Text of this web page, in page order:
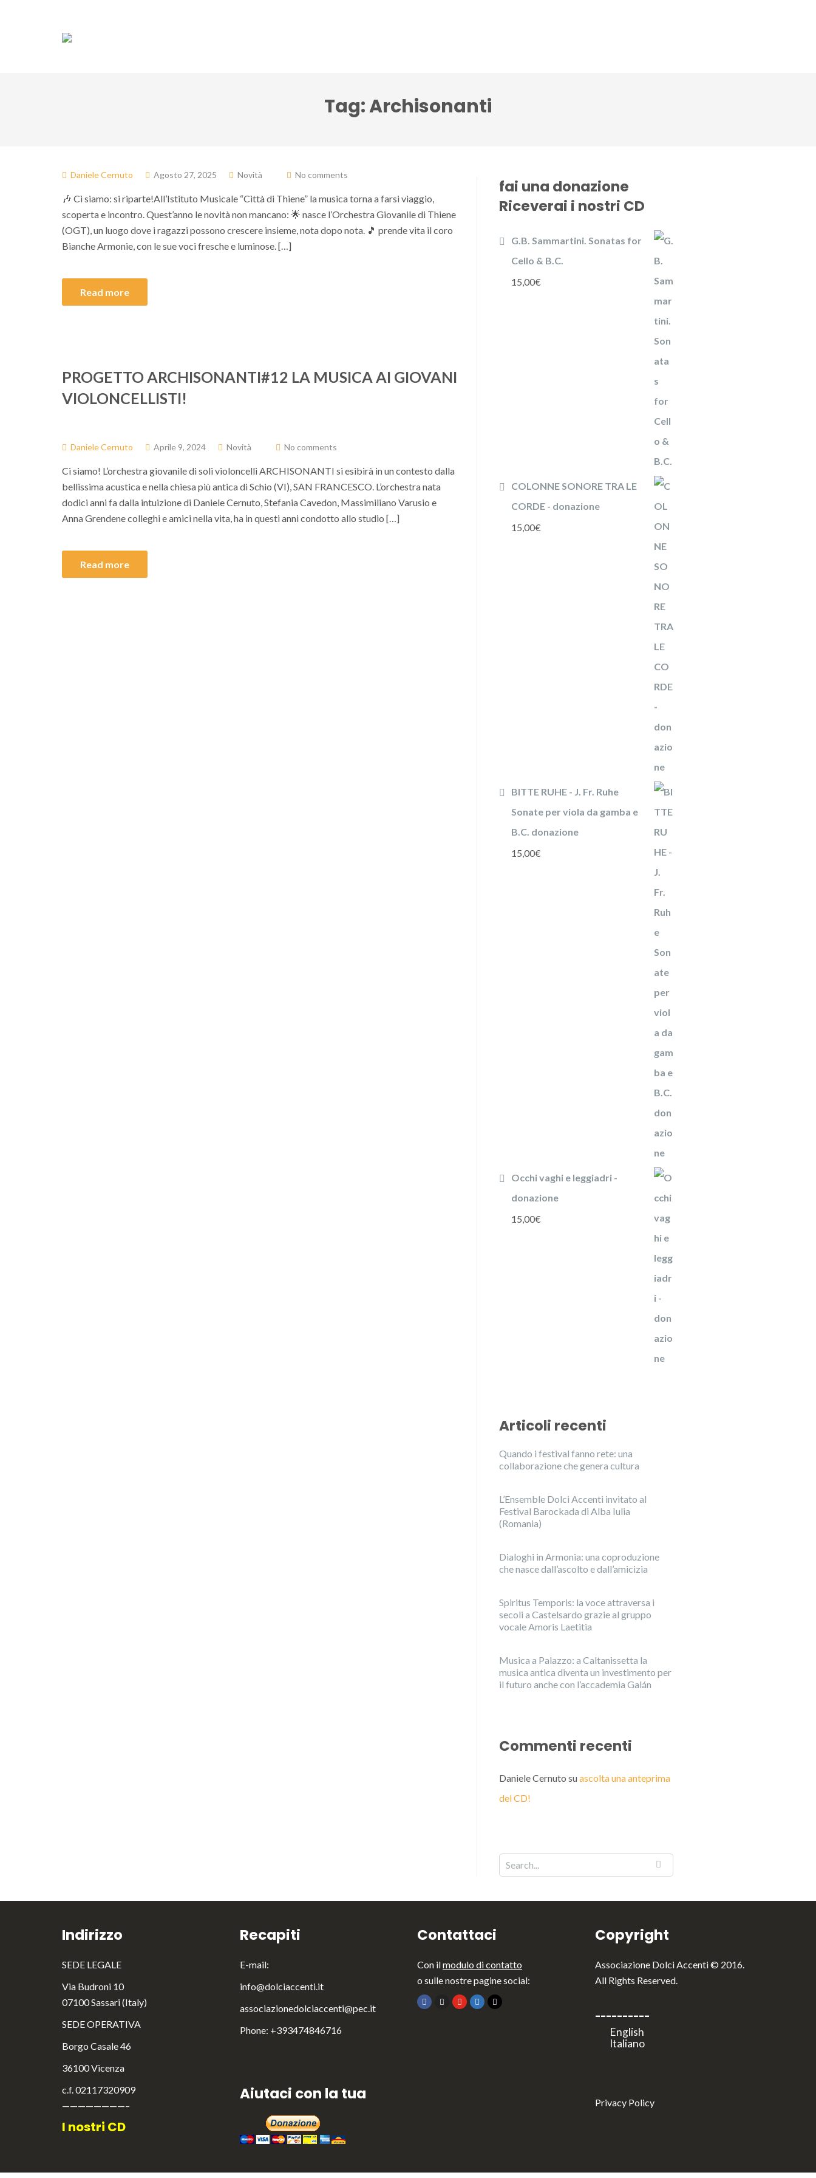
Tag:Archisonanti
Daniele Cernuto Agosto 27, 2025 Novità No comments
🎶 Ci siamo: si riparte!All’Istituto Musicale “Città di Thiene” la musica torna a farsi viaggio,
scoperta e incontro. Quest’anno le novità non mancano: 🌟 nasce l’Orchestra Giovanile di Thiene
(OGT), un luogo dove i ragazzi possono crescere insieme, nota dopo nota. 🎵 prende vita il coro
Bianche Armonie, con le sue voci fresche e luminose. […]
Read more
PROGETTO ARCHISONANTI#12 LA MUSICA AI GIOVANI
VIOLONCELLISTI!
Daniele Cernuto Aprile 9, 2024 Novità No comments
Ci siamo! L’orchestra giovanile di soli violoncelli ARCHISONANTI si esibirà in un contesto dalla
bellissima acustica e nella chiesa più antica di Schio (VI), SAN FRANCESCO. L’orchestra nata
dodici anni fa dalla intuizione di Daniele Cernuto, Stefania Cavedon, Massimiliano Varusio e
Anna Grendene colleghi e amici nella vita, ha in questi anni condotto allo studio […]
Read more
fai una donazione
Riceverai i nostri CD
G.B. Sammartini. Sonatas for
Cello & B.C.
15,00€
COLONNE SONORE TRA LE
CORDE - donazione
15,00€
BITTE RUHE - J. Fr. Ruhe
Sonate per viola da gamba e
B.C. donazione
15,00€
Occhi vaghi e leggiadri -
donazione
15,00€
Articoli recenti
Quando i festival fanno rete: una
collaborazione che genera cultura
L’Ensemble Dolci Accenti invitato al
Festival Barockada di Alba Iulia
(Romania)
Dialoghi in Armonia: una coproduzione
che nasce dall’ascolto e dall’amicizia
Spiritus Temporis: la voce attraversa i
secoli a Castelsardo grazie al gruppo
vocale Amoris Laetitia
Musica a Palazzo: a Caltanissetta la
musica antica diventa un investimento per
il futuro anche con l’accademia Galán
Commenti recenti
Daniele Cernuto suascolta una anteprima
del CD!
Indirizzo
SEDE LEGALE
Via Budroni 10
07100 Sassari (Italy)
SEDE OPERATIVA
Borgo Casale 46
36100 Vicenza
c.f. 02117320909
————————–
I nostri CD
Recapiti
E-mail:
info@dolciaccenti.it
associazionedolciaccenti@pec.it
Phone: +393474846716
Aiutaci con la tua
Contattaci
Con ilmodulo di contatto
o sulle nostre pagine social:
Copyright
Associazione Dolci Accenti © 2016.
All Rights Reserved.
----------
Italiano
Privacy Policy